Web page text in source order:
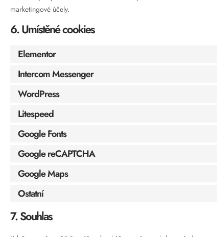
marketingové účely.
6. Umístěné cookies
Elementor
Intercom Messenger
WordPress
Litespeed
Google Fonts
Google reCAPTCHA
Google Maps
Ostatní
7. Souhlas